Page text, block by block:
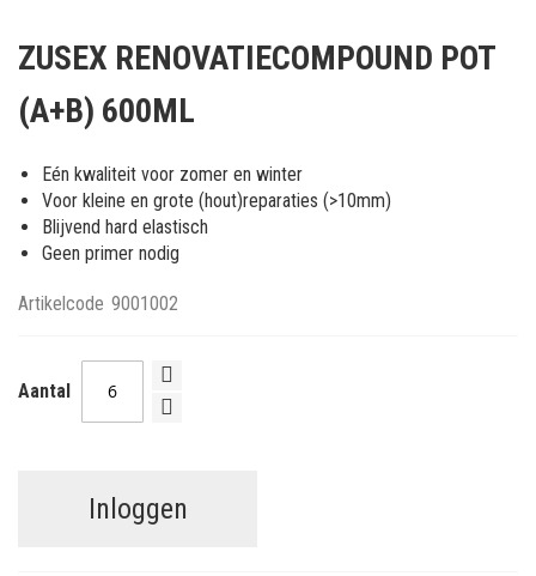
het
van
afbeeldingen-
gallerij
ZUSEX RENOVATIECOMPOUND POT
(A+B) 600ML
Eén kwaliteit voor zomer en winter
Voor kleine en grote (hout)reparaties (>10mm)
Blijvend hard elastisch
Geen primer nodig
Artikelcode 9001002
Aantal
Inloggen